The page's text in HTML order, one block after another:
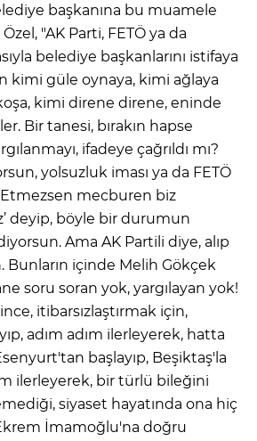
başkanına bu muamele
"AK Parti, FETÖ ya da
belediye başkanlarını istifaya
kimi güle oynaya, kimi ağlaya
kimi direne direne, eninde
Bir tanesi, bırakın hapse
ifadeye çağrıldı mı?
yolsuzluk iması ya da FETÖ
mecburen biz
deyip, böyle bir durumun
Ama AK Partili diye, alıp
Bunların içinde Melih Gökçek
soru soran yok, yargılayan yok!
itibarsızlaştırmak için,
adım adım ilerleyerek, hatta
başlayıp, Beşiktaş'la
ilerleyerek, bir türlü bileğini
siyaset hayatında ona hiç
İmamoğlu'na doğru